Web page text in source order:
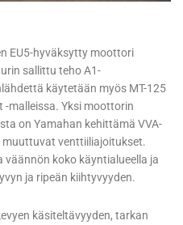
EU5-hyväksytty moottori
sallittu teho A1-
käytetään myös MT-125
-malleissa. Yksi moottorin
on Yamahan kehittämä VVA-
muuttuvat venttiiliajoitukset.
koko käyntialueella ja
ja ripeän kiihtyvyyden.
käsiteltävyyden, tarkan